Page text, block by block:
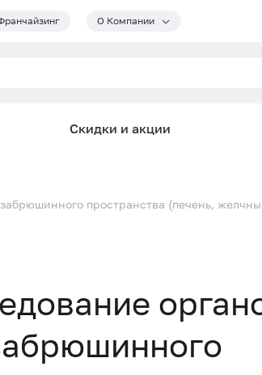
О Компании
Скидки и акции
пространства (печень,